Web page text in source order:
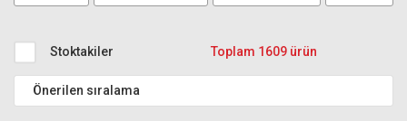
Stoktakiler Toplam 1609 ürün